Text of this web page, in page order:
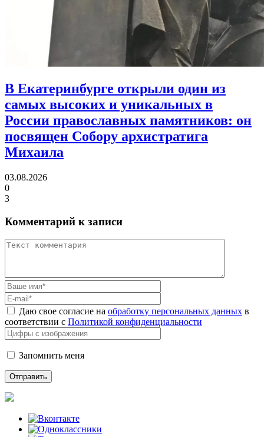
В Екатеринбурге открыли один из
самых высоких и уникальных в
России православных памятников: он
посвящен Собору архистратига
Михаила
03.08.2026
0
3
Комментарий к записи
Даю свое согласие на обработку персональных данных в
соответствии с Политикой конфиденциальности
Запомнить меня